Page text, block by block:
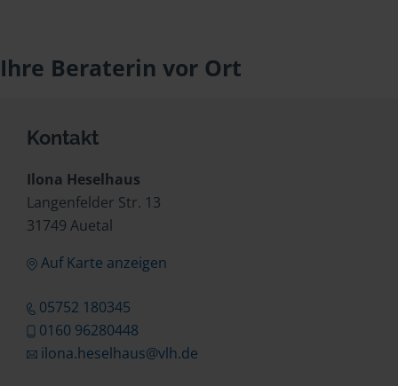
Ihre Beraterin vor Ort
Kontakt
Ilona Heselhaus
Langenfelder Str. 13
31749 Auetal
Auf Karte anzeigen
05752 180345
0160 96280448
ilona.heselhaus@vlh.de